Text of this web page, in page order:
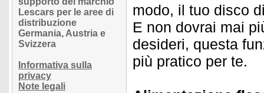
Lescars per le aree di
distribuzione
Germania, Austria e
Svizzera
Informativa sulla
privacy
Note legali
modo, il tuo disco
E non dovrai mai
desideri, questa
più pratico per te.